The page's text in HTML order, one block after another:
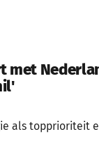
met
als topprioriteit